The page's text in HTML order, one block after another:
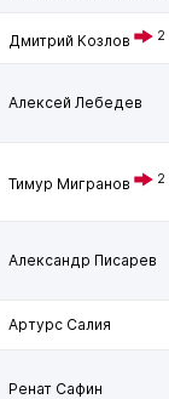
Дмитрий Козлов 2
Алексей Лебедев
Тимур Мигранов 2
Александр Писарев
Артурс Салия
Ренат Сафин